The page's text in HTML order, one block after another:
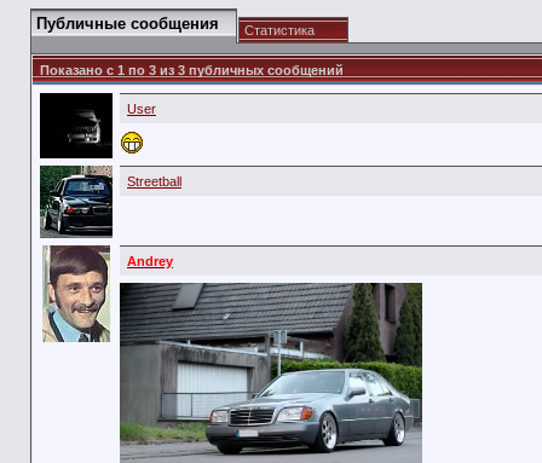
Публичные сообщения Статистика
Показано с 1 по3из3публичных сообщений
User
Streetball
Andrey